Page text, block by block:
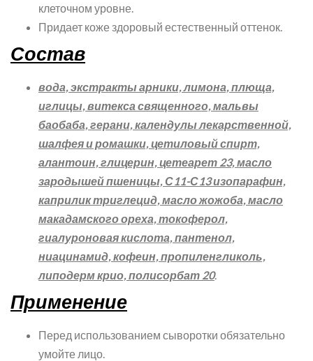
клеточном уровне.
Придает коже здоровый естественный оттенок.
Состав
вода, экстракты арники, лимона, плюща,
иглицы, витекса священного, мальвы
баобаба, герани, календулы лекарственной,
шалфея и ромашки, цетиловый спирт,
алантоин, глицерин, цетеарет 23, масло
зародышей пшеницы, С11-С13 изопарафин,
каприлик триглецид, масло жожоба, масло
макадамского ореха, токоферол,
гиалуроновая кислота, пантенол,
ниацинамид, кофеин, пропиленгликоль,
липодерм крио, полисорбат 20.
Применение
Перед использованием сыворотки обязательно
умойте лицо.